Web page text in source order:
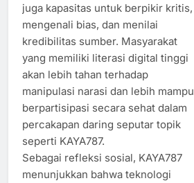
juga kapasitas untuk berpikir kritis,
mengenali bias, dan menilai
kredibilitas sumber. Masyarakat
yang memiliki literasi digital tinggi
akan lebih tahan terhadap
manipulasi narasi dan lebih mampu
berpartisipasi secara sehat dalam
percakapan daring seputar topik
seperti KAYA787.
Sebagai refleksi sosial, KAYA787
menunjukkan bahwa teknologi